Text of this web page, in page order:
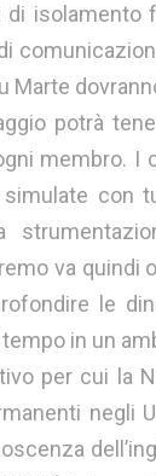
isolamento
potrà
membro. I
con
va quindi
le
in un
per cui la
negli